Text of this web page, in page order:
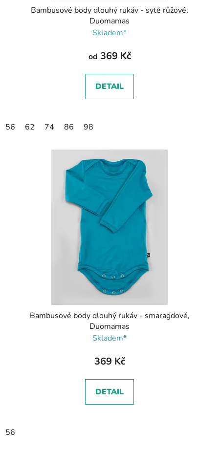
Bambusové body dlouhý rukáv - sytě růžové,
Duomamas
Skladem*
od 369 Kč
DETAIL
56 62 74 86 98
Bambusové body dlouhý rukáv - smaragdové,
Duomamas
Skladem*
369 Kč
DETAIL
56